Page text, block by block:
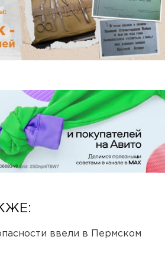
ввели в Пермском